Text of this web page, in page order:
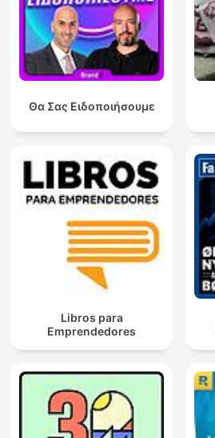
Θα Σας Ειδοποιήσουμε
Libros para
Emprendedores